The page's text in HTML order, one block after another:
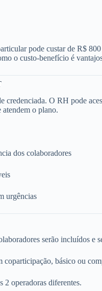
pode custar de R$
o custo-benefício é
credenciada. O RH pode
o plano.
dos colaboradores
urgências
serão incluídos e
coparticipação, básico ou
2 operadoras diferentes.